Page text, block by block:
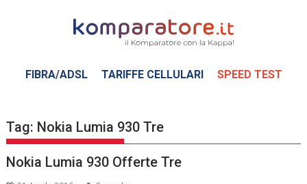
FIBRA/ADSL TARIFFE CELLULARI SPEED TEST
Tag: Nokia Lumia 930 Tre
Nokia Lumia 930 Offerte Tre